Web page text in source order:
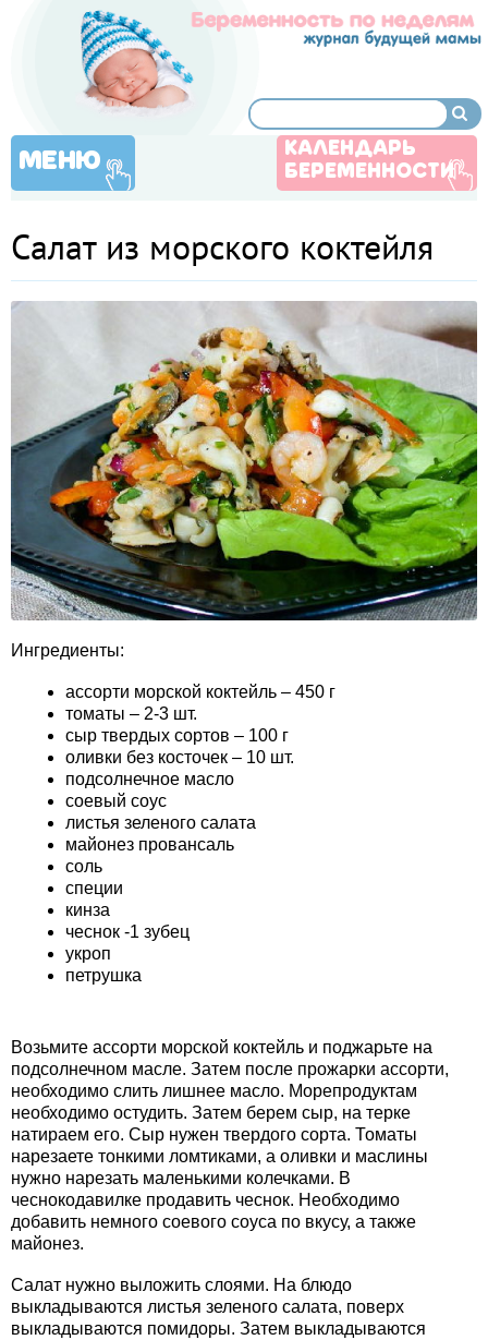
МЕНЮ
КАЛЕНДАРЬ
БЕРЕМЕННОСТИ
Салат из морского коктейля
Ингредиенты:
ассорти морской коктейль – 450 г
томаты – 2-3 шт.
сыр твердых сортов – 100 г
оливки без косточек – 10 шт.
подсолнечное масло
соевый соус
листья зеленого салата
майонез провансаль
соль
специи
кинза
чеснок -1 зубец
укроп
петрушка
Возьмите ассорти морской коктейль и поджарьте на
подсолнечном масле. Затем после прожарки ассорти,
необходимо слить лишнее масло. Морепродуктам
необходимо остудить. Затем берем сыр, на терке
натираем его. Сыр нужен твердого сорта. Томаты
нарезаете тонкими ломтиками, а оливки и маслины
нужно нарезать маленькими колечками. В
чеснокодавилке продавить чеснок. Необходимо
добавить немного соевого соуса по вкусу, а также
майонез.
Салат нужно выложить слоями. На блюдо
выкладываются листья зеленого салата, поверх
выкладываются помидоры. Затем выкладываются